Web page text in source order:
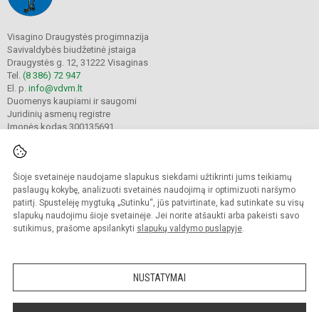
Šioje svetainėje naudojame slapukus siekdami užtikrinti jums teikiamų
paslaugų kokybę, analizuoti svetainės naudojimą ir optimizuoti naršymo
patirtį. Spustelėję mygtuką „Sutinku“, jūs patvirtinate, kad sutinkate su visų
slapukų naudojimu šioje svetainėje. Jei norite atšaukti arba pakeisti savo
sutikimus, prašome apsilankyti slapukų valdymo puslapyje.
NUSTATYMAI
Visagino Draugystės progimnazija
Savivaldybės biudžetinė įstaiga
Draugystės g. 12, 31222 Visaginas
Tel. (8 386) 72 947
El. p. info@vdvm.lt
Duomenys kaupiami ir saugomi
Juridinių asmenų registre
Įmonės kodas 300135691
© 2022. Visagino Draugystės progimnazija. Visos teisės saugomos.
Kopijuoti turinį be raštiško gimnazijos sutikimo griežtai draudžiama.
Prieinamumo paraiška Slapukų valdymas
Sumanus būdas atnaujinti